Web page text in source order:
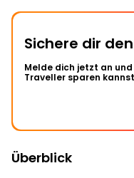
Sichere dir
Melde dich jetzt an
Traveller sparen kannst
Überblick